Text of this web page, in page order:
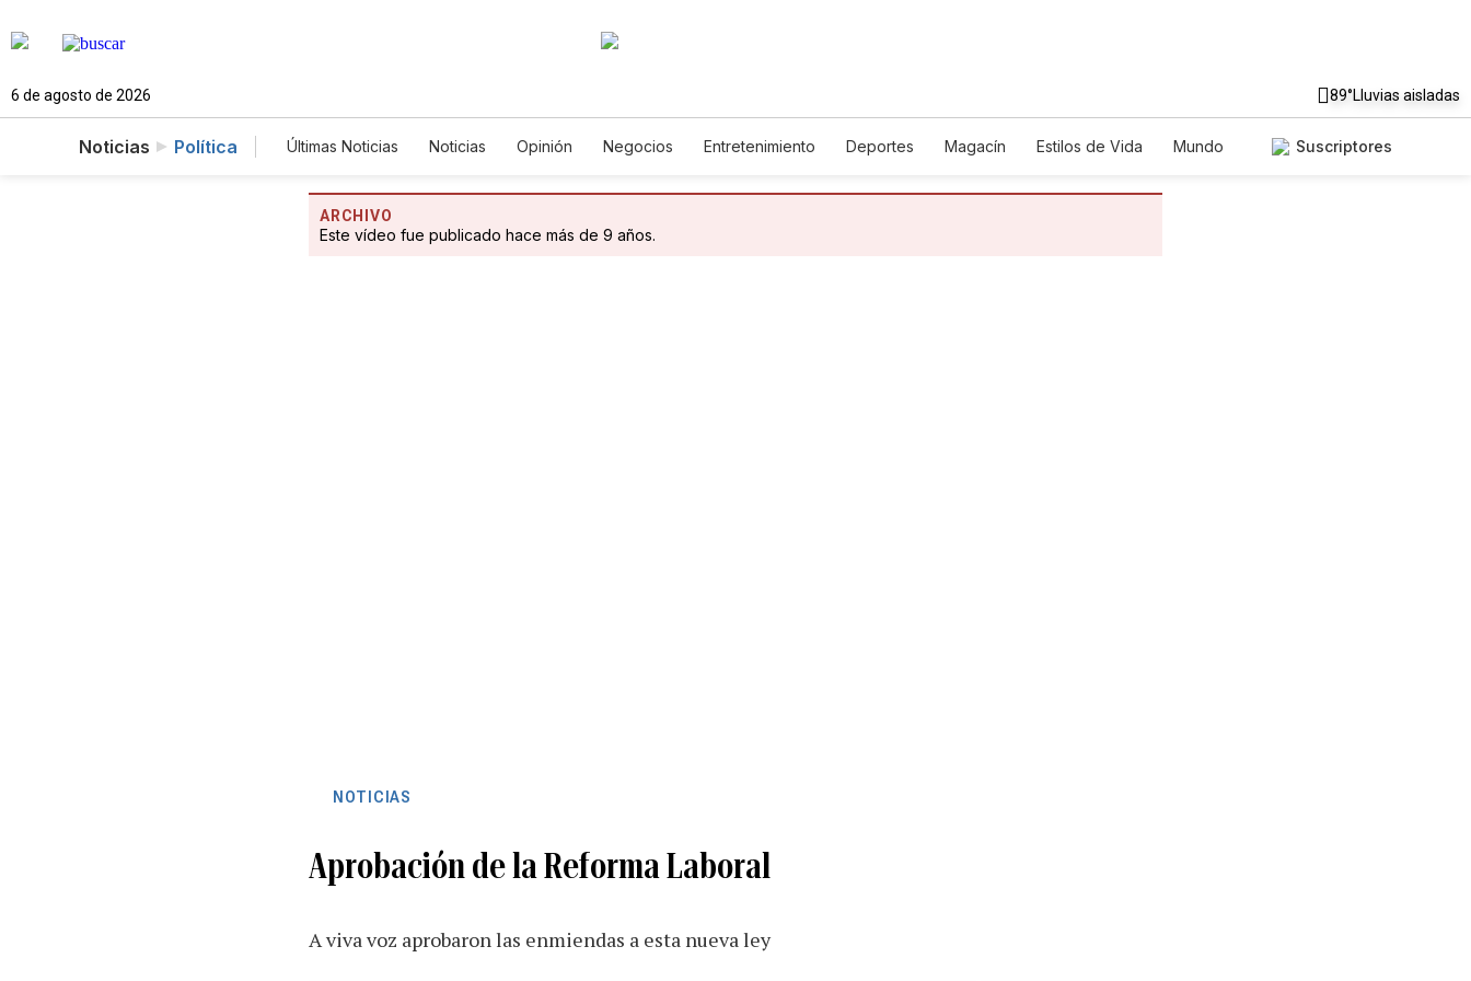
6 de agosto de 2026 89°Lluvias aisladas
Noticias Política Últimas Noticias Noticias Opinión Negocios Entretenimiento Deportes Magacín Estilos de Vida
Mundo
Suscriptores
ARCHIVO
Este vídeo fue publicado hace más de 9 años.
NOTICIAS
Aprobación de la Reforma Laboral
A viva voz aprobaron las enmiendas a esta nueva ley